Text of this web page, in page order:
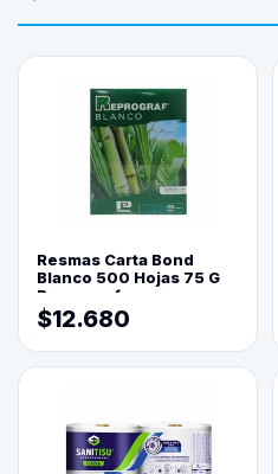
Resmas Carta Bond
Blanco 500 Hojas 75 G
Reprograf.
$12.680